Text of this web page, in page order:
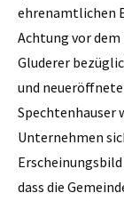
ehrenamtlichen
Achtung vor dem
Gluderer
und
Spechtenhauser
Unternehmen
dass die